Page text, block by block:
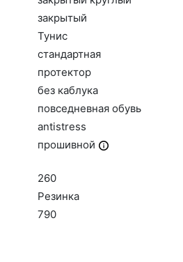
зак­ры­тый
Ту­нис
стан­дарт­ная
про­тек­тор
без каб­лу­ка
пов­седнев­ная обувь
an­tist­ress
про­шив­ной
260
Ре­зин­ка
790